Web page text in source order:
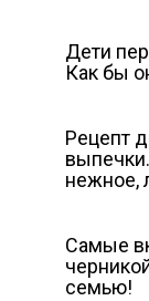
Дети
Как бы
Рецепт
нежное,
Самые
семью!